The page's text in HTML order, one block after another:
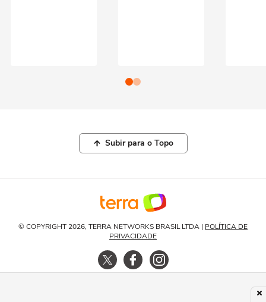
Subir para o Topo
© COPYRIGHT 2026, TERRA NETWORKS BRASIL LTDA | POLÍTICA DE
PRIVACIDADE